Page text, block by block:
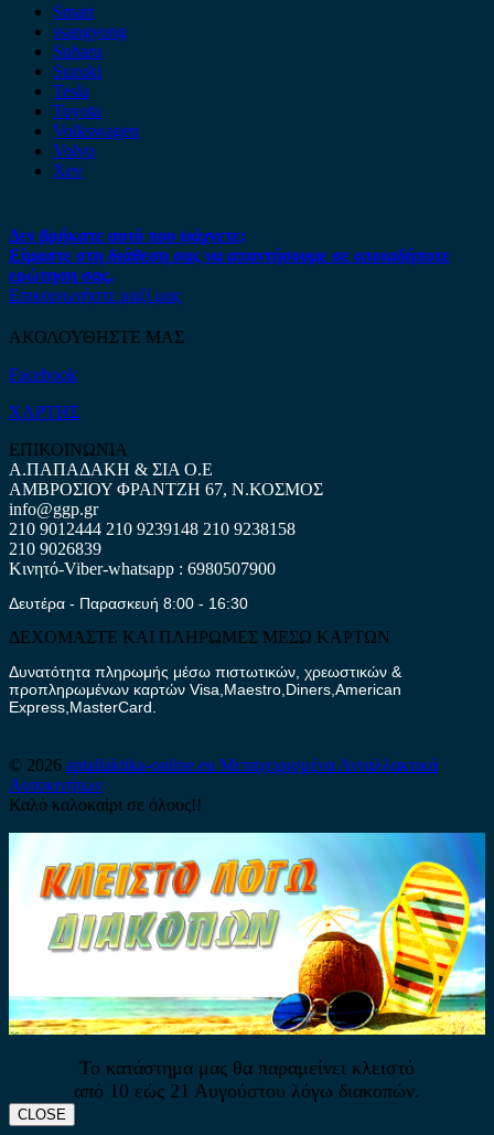
Smart
ssangyong
Subaru
Suzuki
Tesla
Toyota
Volkswagen
Volvo
Xev
Δεν βρήκατε αυτό που ψάχνετε;
Είμαστε στη διάθεση σας να απαντήσουμε σε οποιαδήποτε
ερώτηση σας.
Επικοινωνήστε μαζί μας
ΑΚΟΛΟΥΘΗΣΤΕ ΜΑΣ
Facebook
ΧΑΡΤΗΣ
ΕΠΙΚΟΙΝΩΝΙΑ
Α.ΠΑΠΑΔΑΚΗ & ΣΙΑ Ο.Ε
ΑΜΒΡΟΣΙΟΥ ΦΡΑΝΤΖΗ 67, Ν.ΚΟΣΜΟΣ
info@ggp.gr
210 9012444 210 9239148 210 9238158
210 9026839
Κινητό-Viber-whatsapp : 6980507900
Δευτέρα - Παρασκευή 8:00 - 16:30
ΔΕΧΟΜΑΣΤΕ ΚΑΙ ΠΛΗΡΩΜΕΣ ΜΕΣΩ ΚΑΡΤΩΝ
Δυνατότητα πληρωμής μέσω πιστωτικών, χρεωστικών &
προπληρωμένων καρτών Visa,Maestro,Diners,American
Express,MasterCard.
© 2026 antallaktika-online.eu Μεταχειρισμένα Ανταλλακτικά
Αυτοκινήτων
Καλό καλοκαίρι σε όλους!!
Το κατάστημα μας θα παραμείνει κλειστό
από 10 εώς 21 Αυγούστου λόγω διακοπών.
CLOSE